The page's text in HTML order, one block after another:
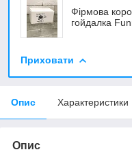
Фірмова
гойдалка
Приховати
Опис Характеристики
Опис